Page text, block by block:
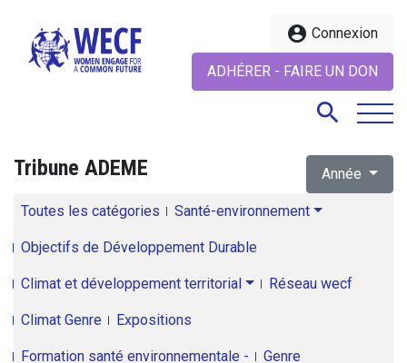
account_circle Connexion
ADHÉRER - FAIRE UN DON
search
Tribune ADEME Année
Toutes les catégories Santé-environnement
Objectifs de Développement Durable
Climat et développement territorial Réseau wecf
Climat Genre Expositions
Formation santé environnementale - Genre